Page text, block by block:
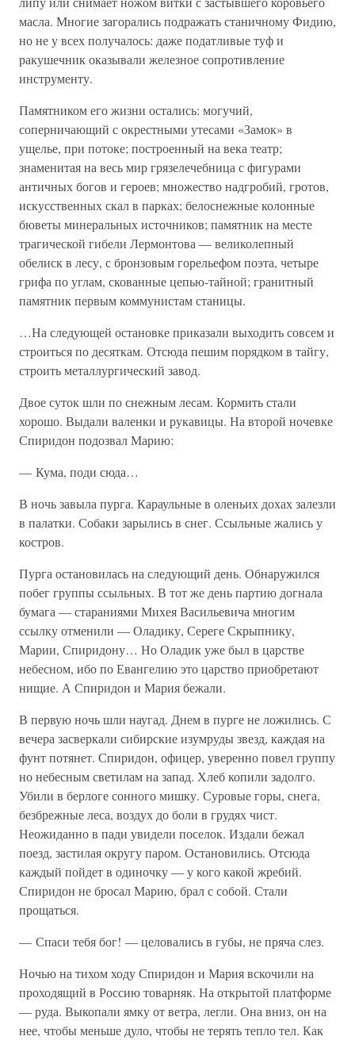
масла. Многие загорались подражать станичному Фидию,
но не у всех получалось: даже податливые туф и
ракушечник оказывали железное сопротивление
инструменту.
Памятником его жизни остались: могучий,
соперничающий с окрестными утесами «Замок» в
ущелье, при потоке; построенный на века театр;
знаменитая на весь мир грязелечебница с фигурами
античных богов и героев; множество надгробий, гротов,
искусственных скал в парках; белоснежные колонные
бюветы минеральных источников; памятник на месте
трагической гибели Лермонтова — великолепный
обелиск в лесу, с бронзовым горельефом поэта, четыре
грифа по углам, скованные цепью-тайной; гранитный
памятник первым коммунистам станицы.
…На следующей остановке приказали выходить совсем и
строиться по десяткам. Отсюда пешим порядком в тайгу,
строить металлургический завод.
Двое суток шли по снежным лесам. Кормить стали
хорошо. Выдали валенки и рукавицы. На второй ночевке
Спиридон подозвал Марию:
— Кума, поди сюда…
В ночь завыла пурга. Караульные в оленьих дохах залезли
в палатки. Собаки зарылись в снег. Ссыльные жались у
костров.
Пурга остановилась на следующий день. Обнаружился
побег группы ссыльных. В тот же день партию догнала
бумага — стараниями Михея Васильевича многим
ссылку отменили — Оладику, Сереге Скрыпнику,
Марии, Спиридону… Но Оладик уже был в царстве
небесном, ибо по Евангелию это царство приобретают
нищие. А Спиридон и Мария бежали.
В первую ночь шли наугад. Днем в пурге не ложились. С
вечера засверкали сибирские изумруды звезд, каждая на
фунт потянет. Спиридон, офицер, уверенно повел группу
но небесным светилам на запад. Хлеб копили задолго.
Убили в берлоге сонного мишку. Суровые горы, снега,
безбрежные леса, воздух до боли в грудях чист.
Неожиданно в пади увидели поселок. Издали бежал
поезд, застилая округу паром. Остановились. Отсюда
каждый пойдет в одиночку — у кого какой жребий.
Спиридон не бросал Марию, брал с собой. Стали
прощаться.
— Спаси тебя бог! — целовались в губы, не пряча слез.
Ночью на тихом ходу Спиридон и Мария вскочили на
проходящий в Россию товарняк. На открытой платформе
— руда. Выкопали ямку от ветра, легли. Она вниз, он на
нее, чтобы меньше дуло, чтобы не терять тепло тел. Как